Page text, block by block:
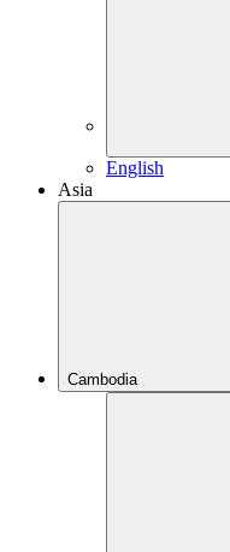
English
Asia
Cambodia